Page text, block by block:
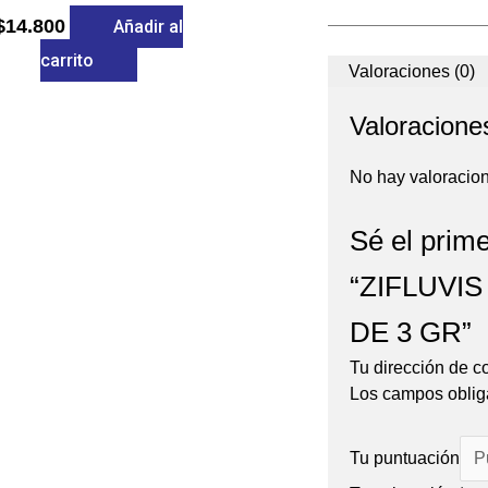
14.800
Añadir al
carrito
Valoraciones (0)
No hay
Sé el
DE 3 GR”
Tu dirección de
Los campos
Tu puntuación